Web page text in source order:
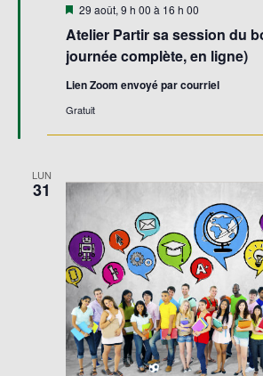
Atelier Partir sa session du
journée complète, en ligne)
Mis
avant
29 août, 9 h 00 à 16 h 00
Lien Zoom envoyé par courriel
Gratuit
LUN
31